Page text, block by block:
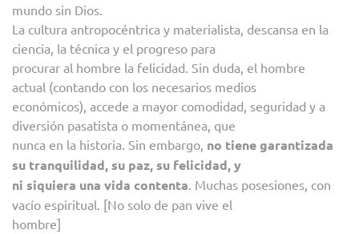
mundo sin Dios.
La cultura antropocéntrica y materialista, descansa en la
ciencia, la técnica y el progreso para
procurar al hombre la felicidad. Sin duda, el hombre
actual (contando con los necesarios medios
económicos), accede a mayor comodidad, seguridad y a
diversión pasatista o momentánea, que
nunca en la historia. Sin embargo, no tiene garantizada
su tranquilidad, su paz, su felicidad, y
ni siquiera una vida contenta. Muchas posesiones, con
vacío espiritual. [No solo de pan vive el
hombre]